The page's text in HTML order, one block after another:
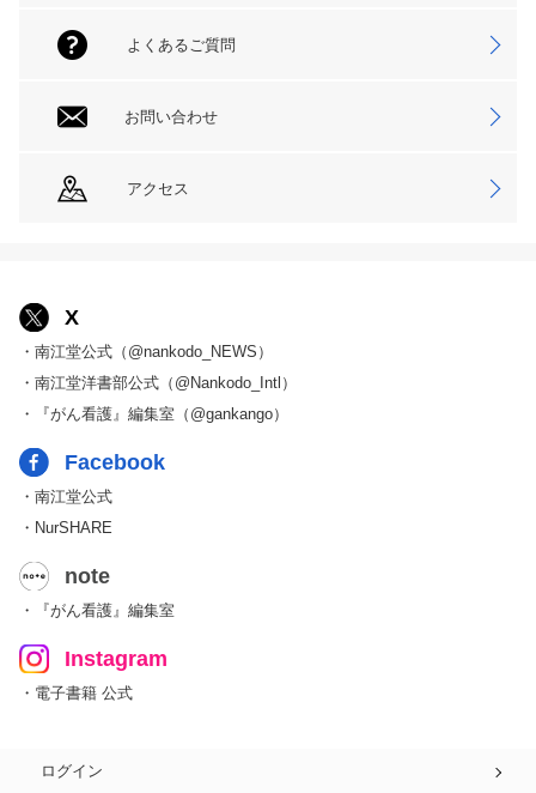
よくあるご質問
お問い合わせ
アクセス
X
・南江堂公式（@nankodo_NEWS）
・南江堂洋書部公式（@Nankodo_Intl）
・『がん看護』編集室（@gankango）
Facebook
・南江堂公式
・NurSHARE
note
・『がん看護』編集室
Instagram
・電子書籍 公式
ログイン